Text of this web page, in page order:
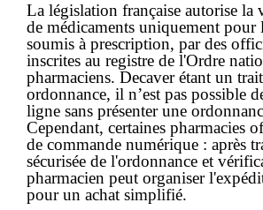
La législation française autorise la
de médicaments uniquement pour
soumis à prescription, par des
inscrites au registre de l'Ordre
pharmaciens. Decaver étant un
ordonnance, il n’est pas possible
ligne sans présenter une
Cependant, certaines pharmacies
de commande numérique : après
sécurisée de l'ordonnance et
pharmacien peut organiser
pour un achat simplifié.